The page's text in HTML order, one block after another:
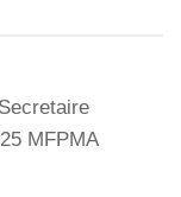
MFPMA